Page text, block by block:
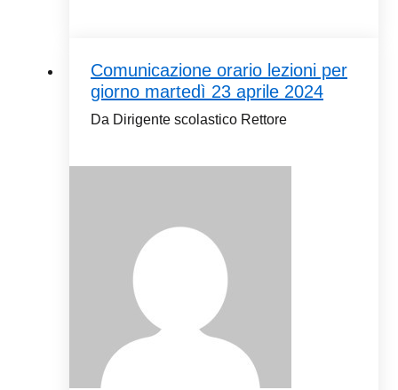
Comunicazione orario lezioni per
giorno martedì 23 aprile 2024
Da Dirigente scolastico Rettore